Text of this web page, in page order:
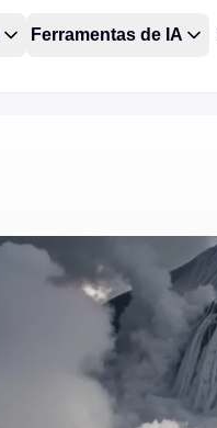
Ferramentas de IA